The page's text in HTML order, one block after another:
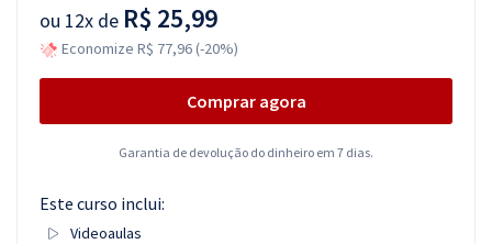
ou 12x de R$ 25,99
Economize R$ 77,96 (-20%)
Comprar agora
Garantia de devolução do dinheiro em 7 dias.
Este curso inclui:
Videoaulas